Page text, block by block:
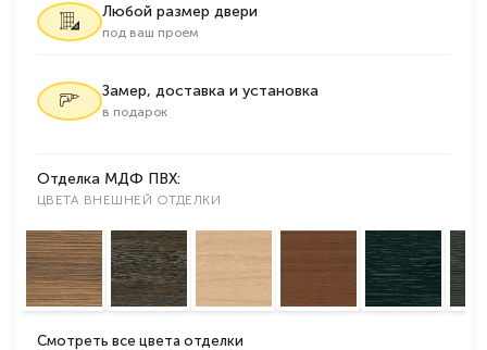
Любой размер двери
под ваш проем
Замер, доставка и установка
в подарок
Отделка МДФ ПВХ:
ЦВЕТА ВНЕШНЕЙ ОТДЕЛКИ
Смотреть все цвета отделки